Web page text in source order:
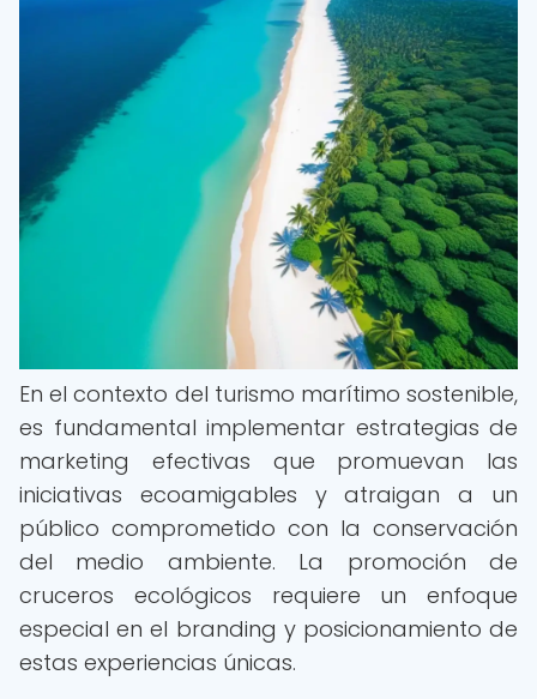
En el contexto del turismo marítimo sostenible,
es fundamental implementar estrategias de
marketing efectivas que promuevan las
iniciativas ecoamigables y atraigan a un
público comprometido con la conservación
del medio ambiente. La promoción de
cruceros ecológicos requiere un enfoque
especial en el branding y posicionamiento de
estas experiencias únicas.